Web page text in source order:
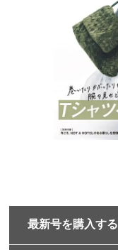
最新号を購入する